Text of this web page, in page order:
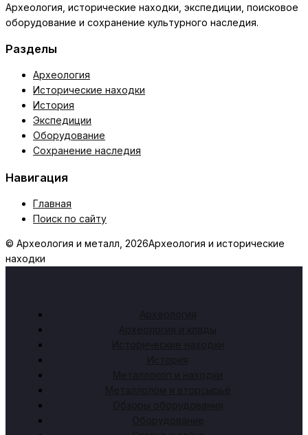
Археология, исторические находки, экспедиции, поисковое
оборудование и сохранение культурного наследия.
Разделы
Археология
Исторические находки
История
Экспедиции
Оборудование
Сохранение наследия
Навигация
Главная
Поиск по сайту
© Археология и металл, 2026Археология и исторические
находки
Археология
Археология и клады
Исторические находки
История
Металлокоп и находки
Металлолом и вторсырьё
Обзоры оборудования
Оборудование